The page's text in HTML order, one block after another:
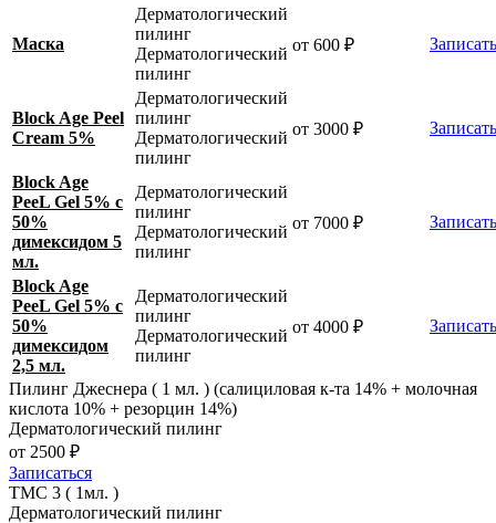
Маска
Дерматологический
пилинг
Дерматологический
пилинг
от 600 ₽
Block Age Peel
Cream 5%
Дерматологический
пилинг
Дерматологический
пилинг
от 3000 ₽
Block Age
PeeL Gel 5% с
50%
димексидом 5
мл.
Дерматологический
пилинг
Дерматологический
пилинг
от 7000 ₽
Block Age
PeeL Gel 5% с
50%
димексидом
2,5 мл.
Дерматологический
пилинг
Дерматологический
пилинг
от 4000 ₽
Пилинг Джеснера ( 1 мл. ) (салициловая к-та 14% + молочная
кислота 10% + резорцин 14%)
Дерматологический пилинг
от 2500 ₽
Записаться
TMC 3 ( 1мл. )
Дерматологический пилинг